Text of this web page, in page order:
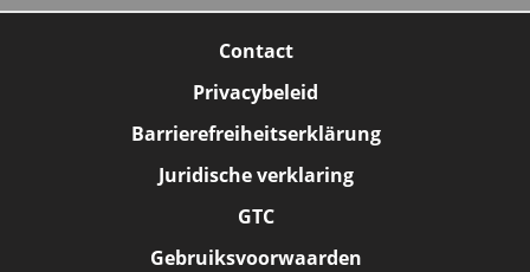
Contact
Privacybeleid
Barrierefreiheitserklärung
Juridische verklaring
GTC
Gebruiksvoorwaarden